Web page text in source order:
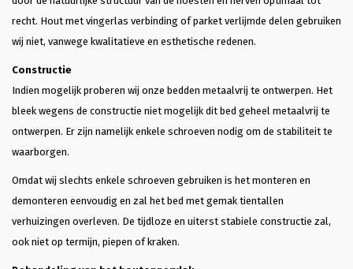
recht. Hout met vingerlas verbinding of parket verlijmde delen gebruiken
wij niet, vanwege kwalitatieve en esthetische redenen.
Constructie
Indien mogelijk proberen wij onze bedden metaalvrij te ontwerpen. Het
bleek wegens de constructie niet mogelijk dit bed geheel metaalvrij te
ontwerpen. Er zijn namelijk enkele schroeven nodig om de stabiliteit te
waarborgen.
Omdat wij slechts enkele schroeven gebruiken is het monteren en
demonteren eenvoudig en zal het bed met gemak tientallen
verhuizingen overleven. De tijdloze en uiterst stabiele constructie zal,
ook niet op termijn, piepen of kraken.